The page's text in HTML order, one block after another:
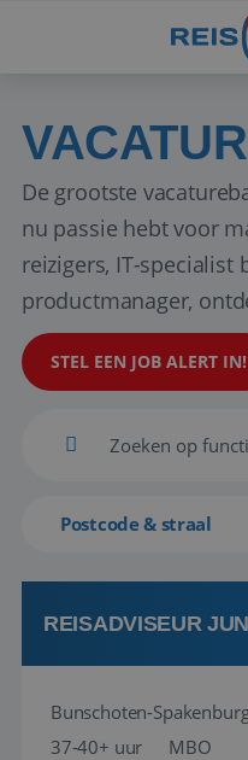
De grootste
nu passie hebt voor
reizigers, IT-specialist
productmanager,
STEL EEN JOB ALERT IN!
Postcode & straal
REISADVISEUR
Bunschoten-
37-40+ uur
MBO